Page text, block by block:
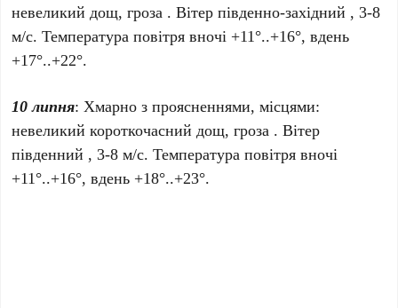
невеликий дощ, гроза . Вітер південно-західний , 3-8
м/с. Температура повітря вночі +11°..+16°, вдень
+17°..+22°.
10 липня: Хмарно з проясненнями, місцями:
невеликий короткочасний дощ, гроза . Вітер
південний , 3-8 м/с. Температура повітря вночі
+11°..+16°, вдень +18°..+23°.